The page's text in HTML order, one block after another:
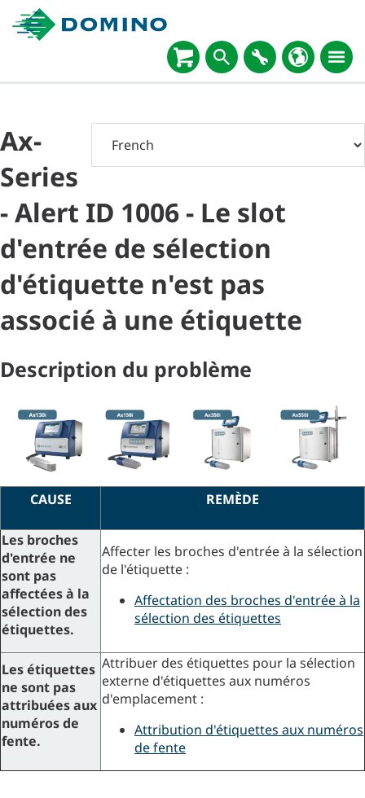
Ax-
Series
- Alert ID 1006 - Le slot
d'entrée de sélection
d'étiquette n'est pas
associé à une étiquette
Description du problème
CAUSE REMÈDE
Les broches
d'entrée ne
sont pas
affectées à la
sélection des
étiquettes.
Affecter les broches d'entrée à la sélection
de l'étiquette :
Affectation des broches d'entrée à la
sélection des étiquettes
Les étiquettes
ne sont pas
attribuées aux
numéros de
fente.
Attribuer des étiquettes pour la sélection
externe d'étiquettes aux numéros
d'emplacement :
Attribution d'étiquettes aux numéros
de fente